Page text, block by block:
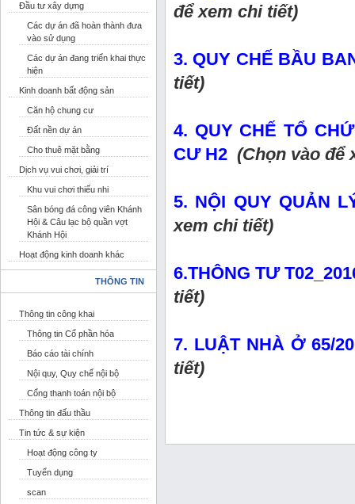
Đầu tư xây dựng
Các dự án đã hoàn thành đưa
vào sử dụng
Các dự án đang triển khai thực
hiện
Kinh doanh bất động sản
Căn hộ chung cư
Đất nền dự án
Cho thuê mặt bằng
Dịch vụ vui chơi, giải trí
Khu vui chơi thiếu nhi
Sân bóng đá công viên Khánh
Hội & Câu lạc bộ quần vợt
Khánh Hội
Hoạt động kinh doanh khác
THÔNG TIN
Thông tin công khai
Thông tin Cổ phần hóa
Báo cáo tài chính
Nội quy, Quy chế nội bộ
Cổng thanh toán nội bộ
Thông tin đấu thầu
Tin tức & sự kiện
Hoạt động công ty
Tuyển dụng
scan
để xem chi tiết)
3. QUY CHẾ BẦU
tiết)
4. QUY CHẾ TỔ
CƯ H2 (Chọn vào để
5. NỘI QUY QUẢN
xem chi tiết)
6.THÔNG TƯ
tiết)
7. LUẬT NHÀ Ở 65/
tiết)